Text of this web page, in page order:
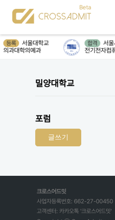
등록
서울대학교
의과대학의예과
합격
서울
전기전자컴
밀양대학교
포럼
글쓰기
크로스어드밋
사업자등록번호: 662-27-00450
고객센터: 카카오톡 '크로스어드밋'